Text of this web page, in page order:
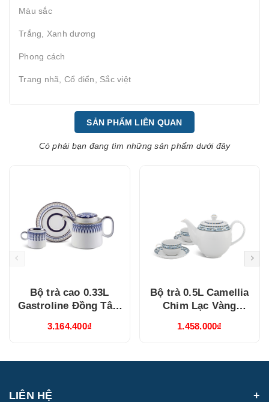
Màu sắc
Trắng, Xanh dương
Phong cách
Trang nhã, Cổ điển, Sắc việt
SẢN PHẨM LIÊN QUAN
Có phải bạn đang tìm những sản phẩm dưới đây
Bộ trà cao 0.33L
Gastroline Đồng Tâm
(68334147003)
3.164.400₫
Bộ trà 0.5L Camellia
Chim Lạc Vàng
1.458.000₫
LIÊN HỆ